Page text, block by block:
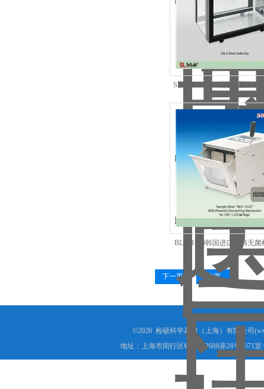
SL.DeSH003韩国进口干燥器
直型干燥箱厂家
BLD-1620韩国进口大韩无菌
DAIHAN拍打器
下一页
末页
©2026 检硕科学器材（上海）有限公司
地址：上海市闵行区银都路2688弄28号2071